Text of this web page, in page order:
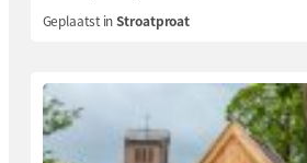
Geplaatst inStroatproat